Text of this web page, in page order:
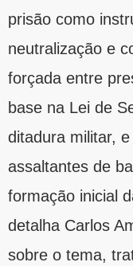
prisão como
neutralização e
forçada entre
base na Lei de
ditadura militar,
assaltantes de
formação inicial
detalha Carlos
sobre o tema,